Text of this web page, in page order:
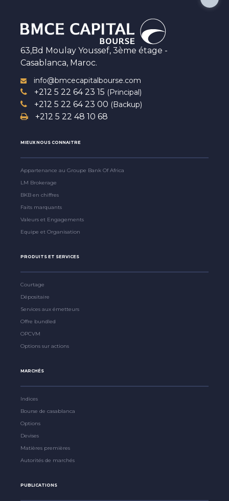
63,Bd Moulay Youssef, 3ème étage -
Casablanca, Maroc.
info@bmcecapitalbourse.com
+212 5 22 64 23 15 (Principal)
+212 5 22 64 23 00 (Backup)
+212 5 22 48 10 68
MIEUX NOUS CONNAITRE
Appartenance au Groupe Bank Of Africa
LM Brokerage
BKB en chiffres
Faits marquants
Valeurs et Engagements
Equipe et Organisation
PRODUITS ET SERVICES
Courtage
Dépositaire
Services aux émetteurs
Offre bundled
OPCVM
Options sur actions
MARCHÉS
Indices
Bourse de casablanca
Options
Devises
Matières premières
Autorités de marchés
PUBLICATIONS